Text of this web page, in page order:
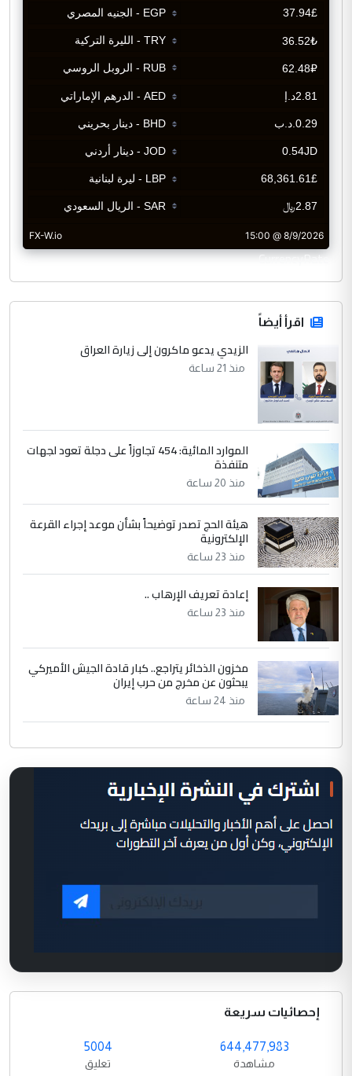
CurrencyRate
اقرأ أيضاً
الزيدي يدعو ماكرون إلى زيارة العراق
منذ 21 ساعة
الموارد المائية: 454 تجاوزاً على دجلة تعود لجهات
متنفذة
منذ 20 ساعة
هيئة الحج تصدر توضيحاً بشأن موعد إجراء القرعة
الإلكترونية
منذ 23 ساعة
إعادة تعريف الإرهاب ..
منذ 23 ساعة
مخزون الذخائر يتراجع.. كبار قادة الجيش الأميركي
يبحثون عن مخرج من حرب إيران
منذ 24 ساعة
إحصائيات سريعة
644,477,983
مشاهدة
5004
تعليق